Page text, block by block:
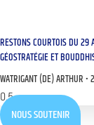
RESTONS COURTOIS DU 29
GÉOSTRATÉGIE ET
WATRIGANT (DE) ARTHUR
NOUS SOUTENIR